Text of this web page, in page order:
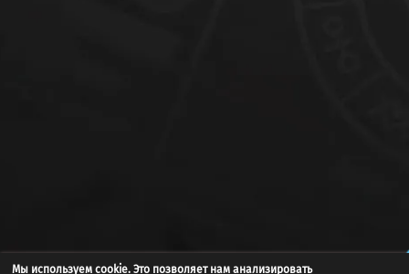
Мы используем cookie. Это позволяет нам анализировать